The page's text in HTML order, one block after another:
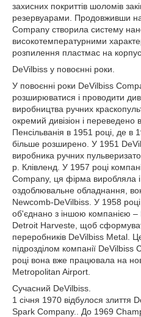
захисних покриттів шоломів
резервуарами. Продовживши
Company створила систему
високотемпературними
розпилення пластмас на
DeVilbiss у повоєнні роки.
У повоєнні роки DeVilbiss
розширюватися і проводити
виробництва ручних
окремий дивізіон і
Пенсільванія в 1951 році, де в
більше розширено. У 1951
виробника ручних
р. Клівленд. У 1957 році
Company, ця фірма виробляла
оздоблювальне обладнання,
Newcomb-DeVilbiss. У 1958
об'єднано з іншою компанією
Detroit Harveste, щоб
переробників DeVilbiss Metal.
підрозділом компанії DeVilbiss
році вона вже працювала на
Metropolitan Airport.
Сучасний DeVilbiss.
1 січня 1970 відбулося злиття
Spark Company.. До 1969